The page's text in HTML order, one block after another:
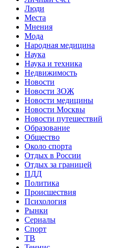
Люди
Места
Мнения
Мода
Народная медицина
Наука
Наука и техника
Недвижимость
Новости
Новости ЗОЖ
Новости медицины
Новости Москвы
Новости путешествий
Образование
Общество
Около спорта
Отдых в России
Отдых за границей
ПДД
Политика
Происшествия
Психология
Рынки
Сериалы
Спорт
ТВ